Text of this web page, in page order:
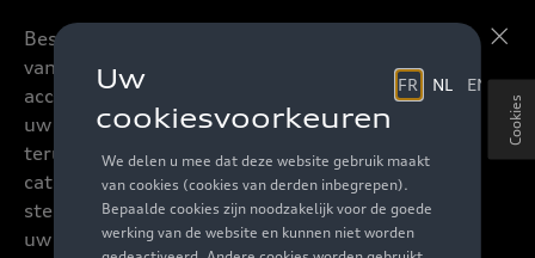
Beste accessoires-lovers,
vanaf nu kan u het hele
accessoire assortiment van
uw favoriete merk
terugvinden in de online
catalogus. Deze kunnen
steeds besteld worden via
uw verdeler.
Cookies